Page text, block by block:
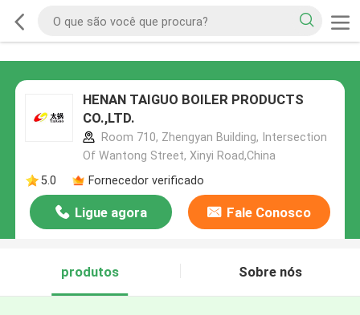
HENAN TAIGUO BOILER PRODUCTS
CO.,LTD.
Room 710, Zhengyan Building, Intersection
Of Wantong Street, Xinyi Road,China
5.0
Fornecedor verificado
Ligue agora Fale Conosco
produtos Sobre nós